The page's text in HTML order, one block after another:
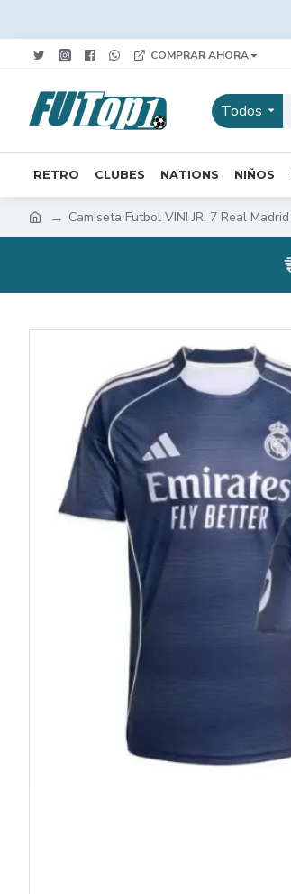
COMPRAR AHORA
Todos
RETRO CLUBES NATIONS NIÑOS
Camiseta Futbol VINI JR. 7 Real